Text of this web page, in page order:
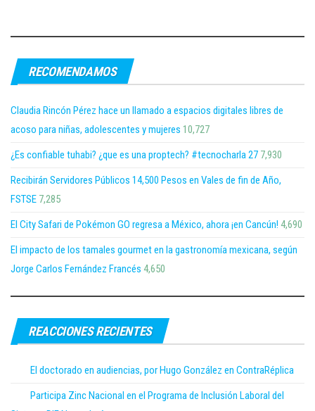
RECOMENDAMOS
Claudia Rincón Pérez hace un llamado a espacios digitales libres de
acoso para niñas, adolescentes y mujeres 10,727
¿Es confiable tuhabi? ¿que es una proptech? #tecnocharla 27 7,930
Recibirán Servidores Públicos 14,500 Pesos en Vales de fin de Año,
FSTSE 7,285
El City Safari de Pokémon GO regresa a México, ahora ¡en Cancún! 4,690
El impacto de los tamales gourmet en la gastronomía mexicana, según
Jorge Carlos Fernández Francés 4,650
REACCIONES RECIENTES
El doctorado en audiencias, por Hugo González en ContraRéplica
Participa Zinc Nacional en el Programa de Inclusión Laboral del